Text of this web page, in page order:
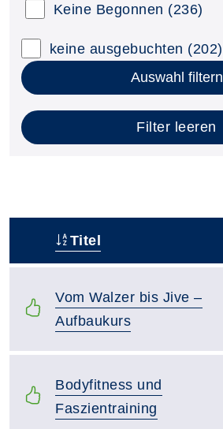
Keine Begonnen (236)
keine ausgebuchten (202)
Auswahl filtern
Filter leeren
Titel
Vom Walzer bis Jive –
Aufbaukurs
Bodyfitness und
Faszientraining